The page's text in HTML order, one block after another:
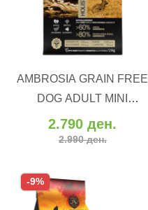
AMBROSIA GRAIN FREE
DOG ADULT MINI
SENSITIVE FRESH
SALMON & RABBIT (5 kg)
2.790 ден.
2.990 ден.
ВО КОШНИЧКА
Додај во желби
Додај за споредба
-9%